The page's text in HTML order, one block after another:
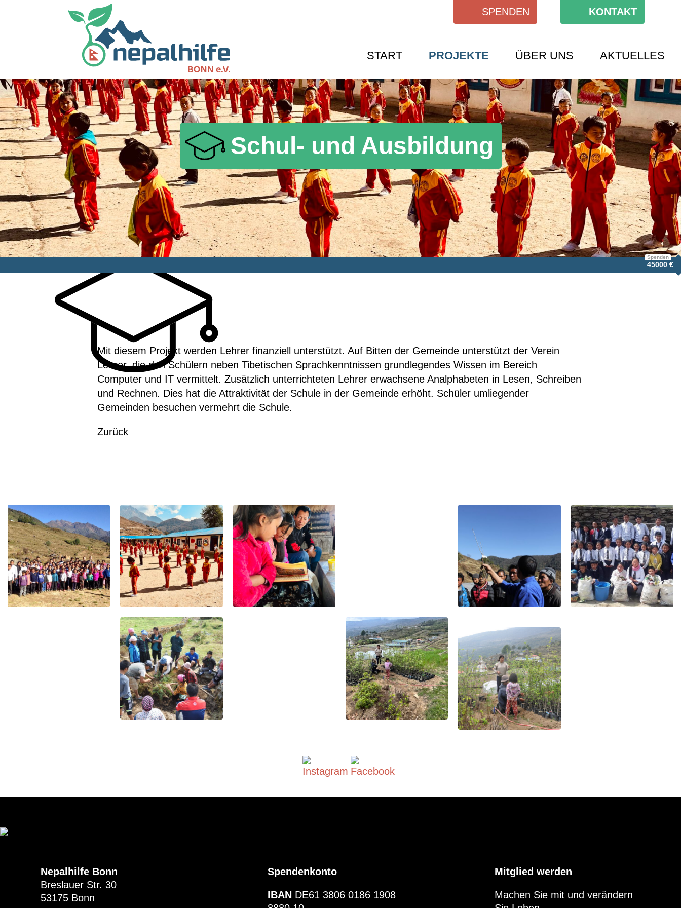
START PROJEKTE ÜBER UNS AKTUELLES
SPENDEN KONTAKT
Schul- und Ausbildung
Spenden
45000 €
Mit diesem Projekt werden Lehrer finanziell unterstützt. Auf Bitten der Gemeinde unterstützt der Verein
Lehrer, die den Schülern neben Tibetischen Sprachkenntnissen grundlegendes Wissen im Bereich
Computer und IT vermittelt. Zusätzlich unterrichteten Lehrer erwachsene Analphabeten in Lesen, Schreiben
und Rechnen. Dies hat die Attraktivität der Schule in der Gemeinde erhöht. Schüler umliegender
Gemeinden besuchen vermehrt die Schule.
Zurück
Nepalhilfe Bonn
Breslauer Str. 30
53175 Bonn
Spendenkonto
IBANDE61 3806 0186 1908
Mitglied werden
Machen Sie mit und verändern